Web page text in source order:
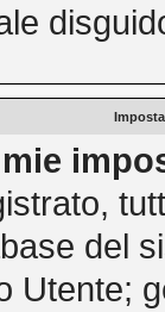
del
Utente;